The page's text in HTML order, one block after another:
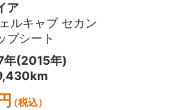
ア
ルキャブ セカン
プシート
年(2015年)
（税込）